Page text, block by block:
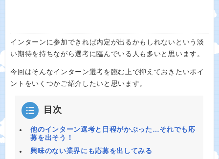
インターンに参加できれば内定が出るかもしれないという淡
い期待を持ちながら選考に臨んでいる人も多いと思います。
今回はそんなインターン選考を臨む上で抑えておきたいポイ
ントをいくつかご紹介したいと思います。
目次
他のインターン選考と日程がかぶった…それでも応
募を出そう！
興味のない業界にも応募を出してみる